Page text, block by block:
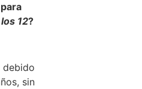
12?
debido
sin